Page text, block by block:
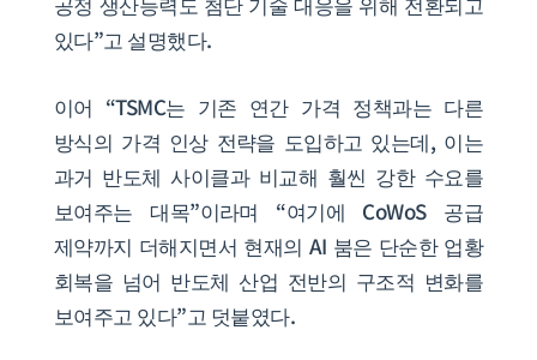
있다”고 설명했다.
이어 “TSMC는 기존 연간 가격 정책과는 다른
방식의 가격 인상 전략을 도입하고 있는데, 이는
과거 반도체 사이클과 비교해 훨씬 강한 수요를
보여주는 대목”이라며 “여기에 CoWoS 공급
제약까지 더해지면서 현재의 AI 붐은 단순한 업황
회복을 넘어 반도체 산업 전반의 구조적 변화를
보여주고 있다”고 덧붙였다.